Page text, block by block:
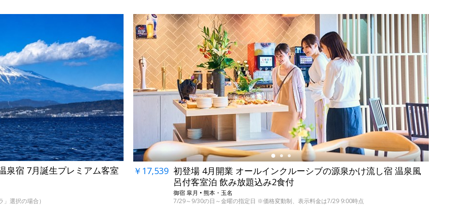
泉宿 7月誕生プレミアム客室
選択の場合）
←
￥17,539 初登場 4月開業 オールインクルーシブの源泉かけ流し宿 温泉風
呂付客室泊 飲み放題込み2食付
御宿 皐月 • 熊本・玉名
7/29～9/30の日～金曜の指定日 ※価格変動制、表示料金は7/29 9:00時点